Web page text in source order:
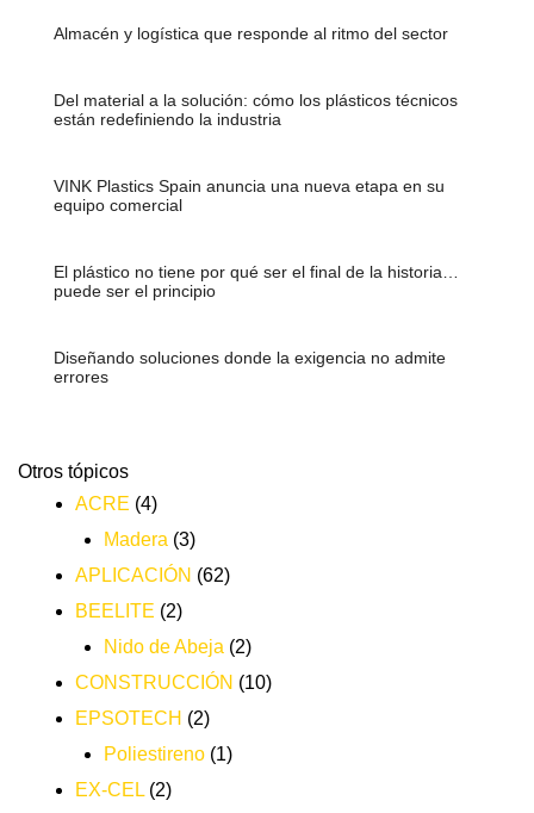
Almacén y logística que responde al ritmo del sector
Del material a la solución: cómo los plásticos técnicos
están redefiniendo la industria
VINK Plastics Spain anuncia una nueva etapa en su
equipo comercial
El plástico no tiene por qué ser el final de la historia…
puede ser el principio
Diseñando soluciones donde la exigencia no admite
errores
Otros tópicos
ACRE (4)
Madera (3)
APLICACIÓN (62)
BEELITE (2)
Nido de Abeja (2)
CONSTRUCCIÓN (10)
EPSOTECH (2)
Poliestireno (1)
EX-CEL (2)